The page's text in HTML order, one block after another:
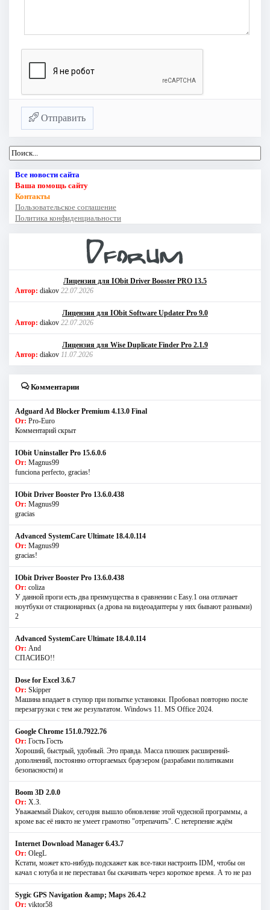
Отправить
Все новости сайта
Ваша помощь сайту
Контакты
Пользовательское соглашение
Политика конфиденциальности
Лицензия для IObit Driver Booster PRO 13.5
Автор: diakov 22.07.2026
Лицензия для IObit Software Updater Pro 9.0
Автор: diakov 22.07.2026
Лицензия для Wise Duplicate Finder Pro 2.1.9
Автор: diakov 11.07.2026
Комментарии
Adguard Ad Blocker Premium 4.13.0 Final
От: Pro-Euro
Комментарий скрыт
IObit Uninstaller Pro 15.6.0.6
От: Magnus99
funciona perfecto, gracias!
IObit Driver Booster Pro 13.6.0.438
От: Magnus99
gracias
Advanced SystemCare Ultimate 18.4.0.114
От: Magnus99
gracias!
IObit Driver Booster Pro 13.6.0.438
От: coliza
У данной проги есть два преимущества в сравнении с Easy.1 она отличает
ноутбуки от стационарных (а дрова на видеоадаптеры у них бывают разными)
2
Advanced SystemCare Ultimate 18.4.0.114
От: And
СПАСИБО!!
Dose for Excel 3.6.7
От: Skipper
Машина впадает в ступор при попытке установки. Пробовал повторно после
перезагрузки с тем же результатом. Windows 11. MS Offiсe 2024.
Google Chrome 151.0.7922.76
От: Гость Гость
Хороший, быстрый, удобный. Это правда. Масса плюшек расширений-
дополнений, постоянно отторгаемых браузером (разрабами политиками
безопасности) и
Boom 3D 2.0.0
От: Х.З.
Уважаемый Diakov, сегодня вышло обновление этой чудесной программы, а
кроме вас её никто не умеет грамотно "отрепачить". С нетерпение ждём
Internet Download Manager 6.43.7
От: OlegL
Кстати, может кто-нибудь подскажет как все-таки настроить IDM, чтобы он
качал с ютуба и не переставал бы скачивать через короткое время. А то не раз
Sygic GPS Navigation &amp; Maps 26.4.2
От: viktor58